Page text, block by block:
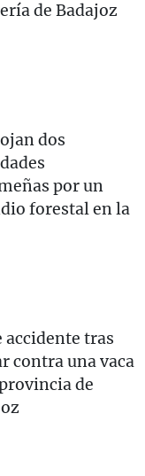
de Badajoz
dos
por un
forestal en la
accidente tras
contra una vaca
de